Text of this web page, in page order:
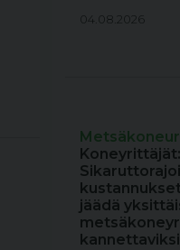
04.08.2026
Koneyrittäjät:
jäädä
kannettaviksi